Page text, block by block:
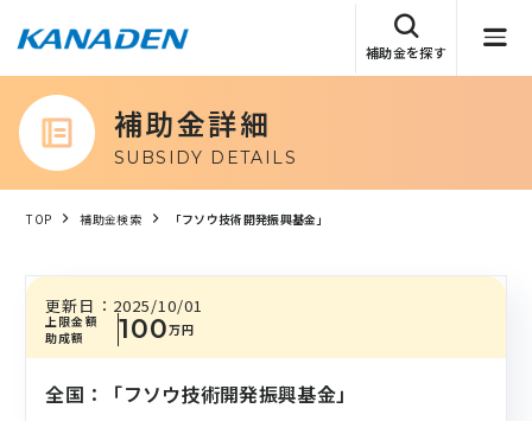
補助金を探す
補助金詳細
SUBSIDY DETAILS
TOP 補助金検索 「フソウ技術開発振興基金」
上限金額
助成額
100万円
更新日： 2025/10/01
全国：「フソウ技術開発振興基金」